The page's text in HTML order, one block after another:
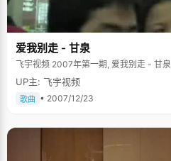
爱我别走 - 甘泉
飞宇视频 2007年第一期, 爱我别走 - 甘泉
UP主: 飞宇视频
歌曲 • 2007/12/23